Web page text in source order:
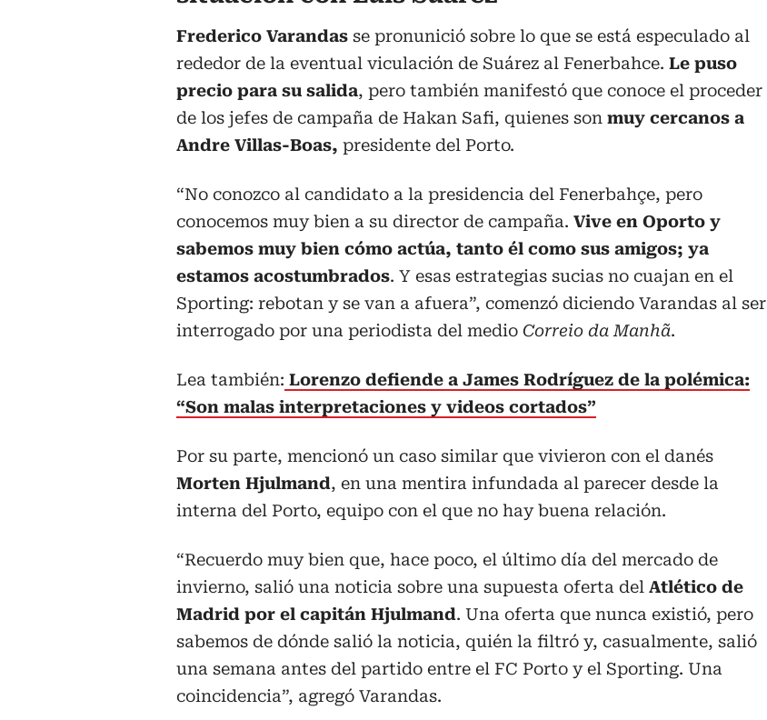
Frederico Varandas se pronunició sobre lo que se está especulado al
rededor de la eventual viculación de Suárez al Fenerbahce. Le puso
precio para su salida, pero también manifestó que conoce el proceder
de los jefes de campaña de Hakan Safi, quienes son muy cercanos a
Andre Villas-Boas, presidente del Porto.
“No conozco al candidato a la presidencia del Fenerbahçe, pero
conocemos muy bien a su director de campaña. Vive en Oporto y
sabemos muy bien cómo actúa, tanto él como sus amigos; ya
estamos acostumbrados. Y esas estrategias sucias no cuajan en el
Sporting: rebotan y se van a afuera”, comenzó diciendo Varandas al ser
interrogado por una periodista del medio Correio da Manhã.
Lea también: Lorenzo defiende a James Rodríguez de la polémica:
“Son malas interpretaciones y videos cortados”
Por su parte, mencionó un caso similar que vivieron con el danés
Morten Hjulmand, en una mentira infundada al parecer desde la
interna del Porto, equipo con el que no hay buena relación.
“Recuerdo muy bien que, hace poco, el último día del mercado de
invierno, salió una noticia sobre una supuesta oferta del Atlético de
Madrid por el capitán Hjulmand. Una oferta que nunca existió, pero
sabemos de dónde salió la noticia, quién la filtró y, casualmente, salió
una semana antes del partido entre el FC Porto y el Sporting. Una
coincidencia”, agregó Varandas.